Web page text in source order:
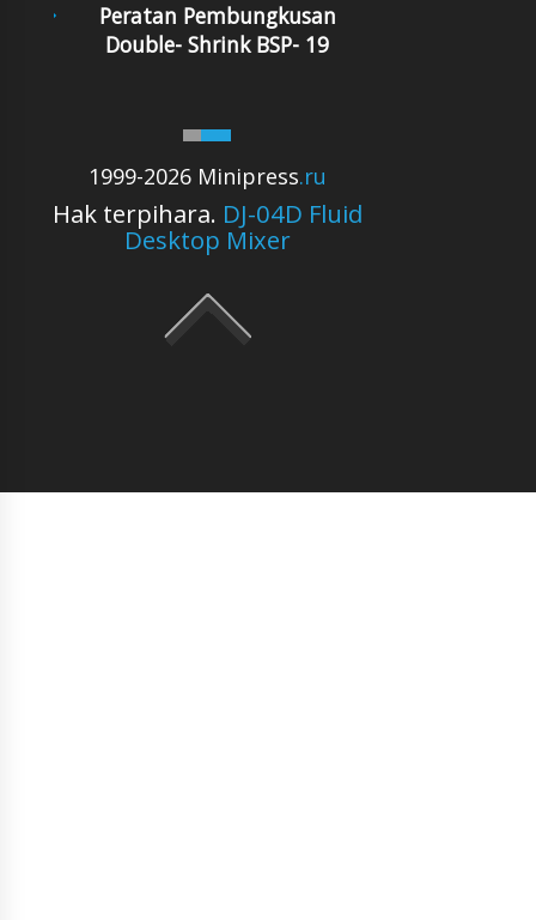
1999-2026 Minipress.ru
Hak terpihara. DJ-04D Fluid
Desktop Mixer
Peratan Pembungkusan
Double- Shrink BSP- 19